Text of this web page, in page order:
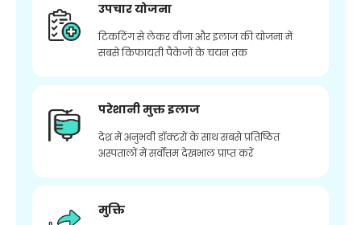
उपचार योजना
टिकटिंग से लेकर वीजा और इलाज की योजना में
सबसे किफायती पैकेजों के चयन तक
परेशानी मुक्त इलाज
देश में अनुभवी डॉक्टरों के साथ सबसे प्रतिष्ठित
अस्पतालों में सर्वोत्तम देखभाल प्राप्त करें
मुक्ति